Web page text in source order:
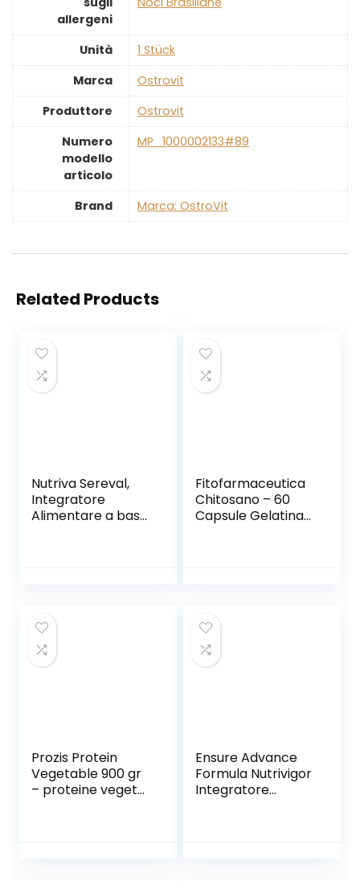
allergeni
Unità
‎1 Stück
Marca
‎Ostrovit
Produttore
‎Ostrovit
Numero
modello
articolo
‎MP_1000002133#89
Brand Marca: OstroVit
Related Products
Nutriva Sereval,
Integratore
Alimentare a base
Fitofarmaceutica
Chitosano – 60
Capsule Gelatina
Prozis Protein
Vegetable 900 gr
– proteine vegetali
Ensure Advance
Formula Nutrivigor
Integratore